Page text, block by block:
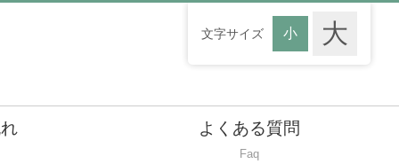
文字サイズ
よくある質問
Faq